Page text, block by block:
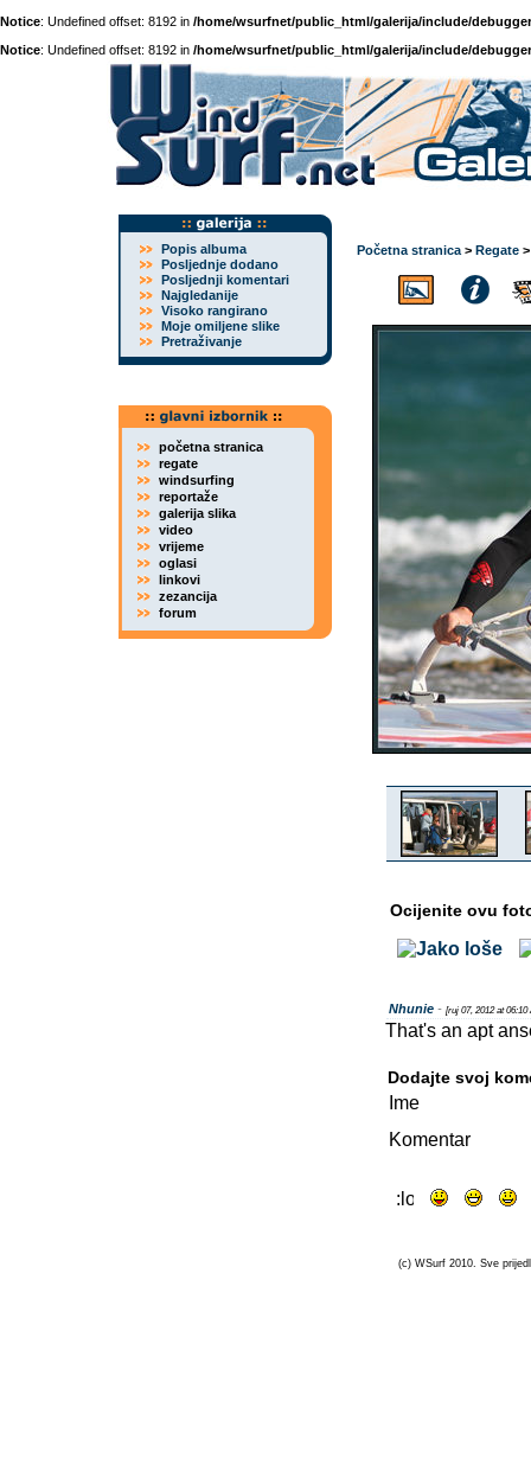
Notice: Undefined offset: 8192 in /home/wsurfnet/public_html/galerija/include/
Notice: Undefined offset: 8192 in /home/wsurfnet/public_html/galerija/include/
Popis albuma
Posljednje dodano
Posljednji komentari
Najgledanije
Visoko rangirano
Moje omiljene slike
Pretraživanje
početna stranica
regate
windsurfing
reportaže
galerija slika
video
vrijeme
oglasi
linkovi
zezancija
forum
Početna stranica > Regate
Ocijenite ovu
Nhunie - [ruj 07, 2012 at 06:10
That's an apt
Dodajte svoj
Ime
Komentar
(c) WSurf 2010. Sve